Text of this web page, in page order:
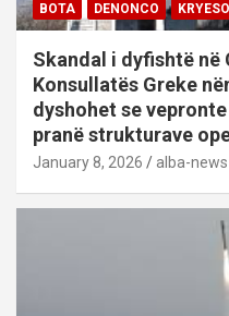
BOTA DENONCO
Skandal i dyfishtë në
Konsullatës Greke
dyshohet se
pranë strukturave
January 8, 2026 alba-news